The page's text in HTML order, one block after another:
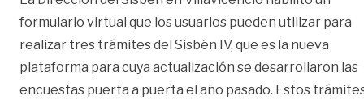
formulario virtual que los usuarios pueden utilizar para
realizar tres trámites del Sisbén IV, que es la nueva
plataforma para cuya actualización se desarrollaron las
encuestas puerta a puerta el año pasado. Estos